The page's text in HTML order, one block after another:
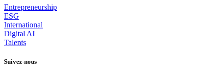
Entrepreneurship
ESG
International
Digital AI
Talents
Suivez-nous